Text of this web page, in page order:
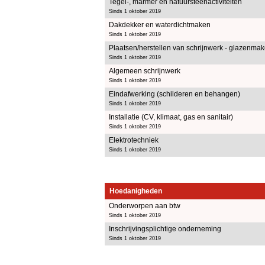
Tegel-, marmer en natuursteenactiviteiten
Sinds 1 oktober 2019
Dakdekker en waterdichtmaken
Sinds 1 oktober 2019
Plaatsen/herstellen van schrijnwerk -
Sinds 1 oktober 2019
Algemeen schrijnwerk
Sinds 1 oktober 2019
Eindafwerking (schilderen en behangen)
Sinds 1 oktober 2019
Installatie (CV, klimaat, gas en sanitair)
Sinds 1 oktober 2019
Elektrotechniek
Sinds 1 oktober 2019
Hoedanigheden
Onderworpen aan btw
Sinds 1 oktober 2019
Inschrijvingsplichtige onderneming
Sinds 1 oktober 2019